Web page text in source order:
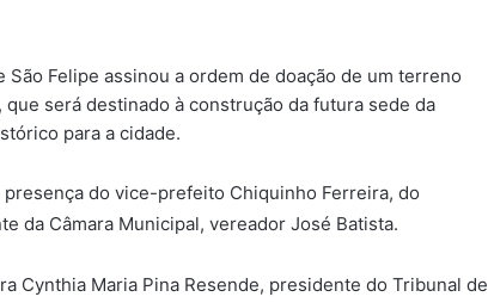
Felipe assinou a ordem de doação de um terreno
será destinado à construção da futura sede da
para a cidade.
do vice-prefeito Chiquinho Ferreira, do
da Câmara Municipal, vereador José Batista.
Cynthia Maria Pina Resende, presidente do Tribunal de